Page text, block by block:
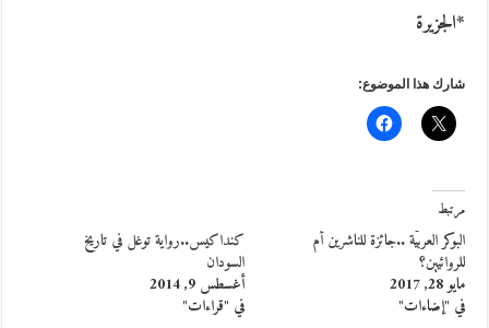
*الجزيرة
شارك هذا الموضوع:
مرتبط
البوكر العربيَّة ..جائزة للناشرين أم
للروائيين؟
مايو 28, 2017
في "إضاءات"
كنداكيس..رواية توغل في تاريخ
السودان
أغسطس 9, 2014
في "قراءات"